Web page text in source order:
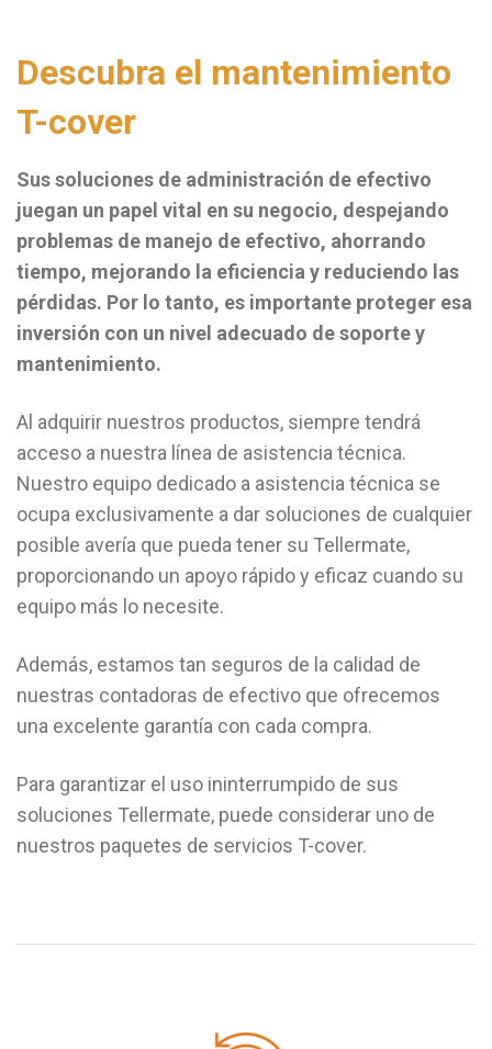
Descubra el mantenimiento
T-cover
Sus soluciones de administración de efectivo
juegan un papel vital en su negocio, despejando
problemas de manejo de efectivo, ahorrando
tiempo, mejorando la eficiencia y reduciendo las
pérdidas. Por lo tanto, es importante proteger esa
inversión con un nivel adecuado de soporte y
mantenimiento.
Al adquirir nuestros productos, siempre tendrá
acceso a nuestra línea de asistencia técnica.
Nuestro equipo dedicado a asistencia técnica se
ocupa exclusivamente a dar soluciones de cualquier
posible avería que pueda tener su Tellermate,
proporcionando un apoyo rápido y eficaz cuando su
equipo más lo necesite.
Además, estamos tan seguros de la calidad de
nuestras contadoras de efectivo que ofrecemos
una excelente garantía con cada compra.
Para garantizar el uso ininterrumpido de sus
soluciones Tellermate, puede considerar uno de
nuestros paquetes de servicios T-cover.